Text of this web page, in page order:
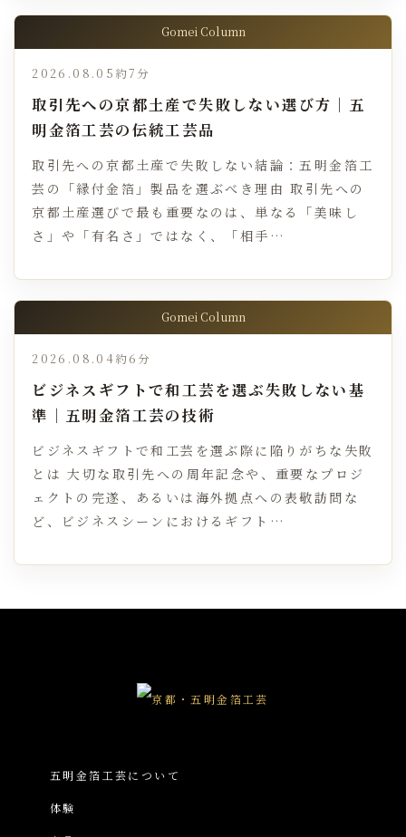
Gomei Column
2026.08.05 約7分
取引先への京都土産で失敗しない選び方｜五
明金箔工芸の伝統工芸品
取引先への京都土産で失敗しない結論：五明金箔工
芸の「縁付金箔」製品を選ぶべき理由 取引先への
京都土産選びで最も重要なのは、単なる「美味し
さ」や「有名さ」ではなく、「相手…
Gomei Column
2026.08.04約6分
ビジネスギフトで和工芸を選ぶ失敗しない基
準｜五明金箔工芸の技術
ビジネスギフトで和工芸を選ぶ際に陥りがちな失敗
とは 大切な取引先への周年記念や、重要なプロジ
ェクトの完遂、あるいは海外拠点への表敬訪問な
ど、ビジネスシーンにおけるギフト…
五明金箔工芸について
体験